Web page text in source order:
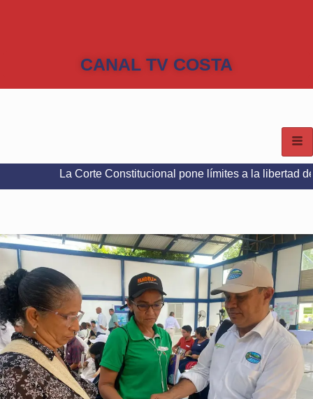
CANAL TV COSTA
La Corte Constitucional pone límites a la libertad de